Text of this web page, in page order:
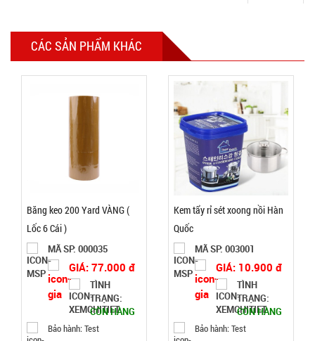
TRẠNG:
CÒN HÀNG
hành:
Đặt
hàng
chân K07
CÁC SẢN PHẨM KHÁC
Băng keo 200 Yard VÀNG (
Lốc 6 Cái )
MÃ SP: 000035
GIÁ: 77.000 đ
TÌNH
TRẠNG:
CÒN HÀNG
Bảo hành: Test
Kem tẩy rỉ sét xoong nồi Hàn
Quốc
MÃ SP: 003001
GIÁ: 10.900 đ
TÌNH
TRẠNG:
CÒN HÀNG
Bảo hành: Test